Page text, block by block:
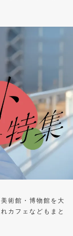
術館・博物館を大
カフェなどもまと